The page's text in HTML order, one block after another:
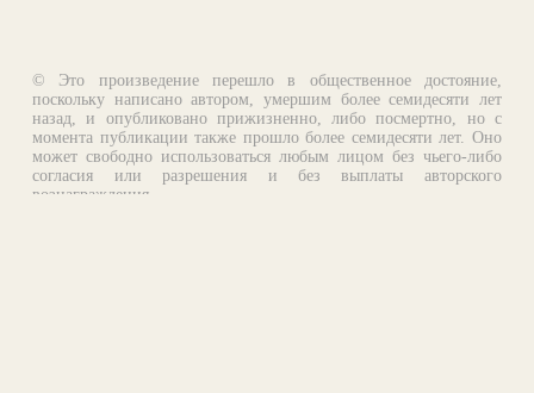
© Это произведение перешло в общественное достояние,
поскольку написано автором, умершим более семидесяти лет
назад, и опубликовано прижизненно, либо посмертно, но с
момента публикации также прошло более семидесяти лет. Оно
может свободно использоваться любым лицом без чьего-либо
согласия или разрешения и без выплаты авторского
вознаграждения.